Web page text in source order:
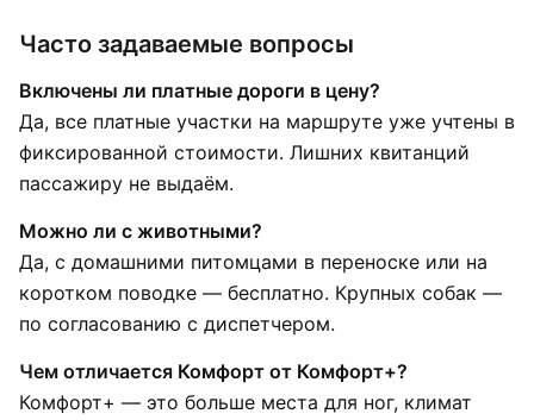
Часто задаваемые вопросы
Включены ли платные дороги в цену?
Да, все платные участки на маршруте уже учтены в
фиксированной стоимости. Лишних квитанций
пассажиру не выдаём.
Можно ли с животными?
Да, с домашними питомцами в переноске или на
коротком поводке — бесплатно. Крупных собак —
по согласованию с диспетчером.
Чем отличается Комфорт от Комфорт+?
Комфорт+ — это больше места для ног, климат